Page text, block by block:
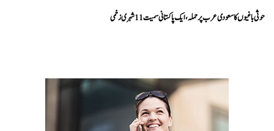
حوثی باغیوں کا سعودی عرب پر حملہ، ایک پاکستانی سمیت 11 شہری زخمی